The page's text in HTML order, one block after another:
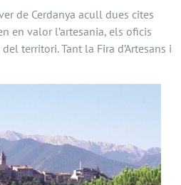
de Cerdanya acull dues cites
en valor l’artesania, els oficis
territori. Tant la Fira d’Artesans i